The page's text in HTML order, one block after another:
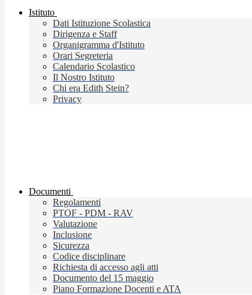
Istituto
Dati Istituzione Scolastica
Dirigenza e Staff
Organigramma d'Istituto
Orari Segreteria
Calendario Scolastico
Il Nostro Istituto
Chi era Edith Stein?
Privacy
Documenti
Regolamenti
PTOF - PDM - RAV
Valutazione
Inclusione
Sicurezza
Codice disciplinare
Richiesta di accesso agli atti
Documento del 15 maggio
Piano Formazione Docenti e ATA